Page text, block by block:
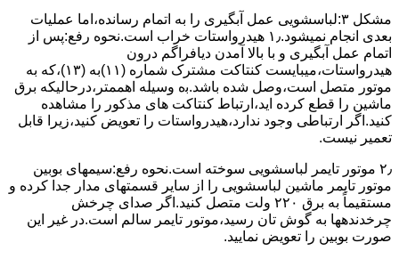
مشکل ۳:لباسشویی ﻋﻤﻞ آﺑﮕﯿﺮی را ﺑﻪ اﺗﻤﺎم رﺳﺎﻧﺪه،اﻣﺎ ﻋﻤﻠﯿﺎت
ﺑﻌﺪی اﻧﺠﺎم نمیشود.۱٫ ﻫﯿﺪرواﺳﺘﺎت ﺧﺮاب اﺳﺖ.نحوه رﻓﻊ:ﭘﺲ از
اﺗﻤﺎم عمل آﺑﮕﯿﺮی و ﺑﺎ ﺑﺎﻻ آﻣﺪن دﯾﺎﻓﺮاﮔﻢ درون
ﻫﯿﺪرواﺳﺘﺎت،میبایست ﮐﻨﺘﺎﮐﺖ ﻣﺸﺘﺮک شماره (۱۱)به (۱۳)،ﮐﻪ ﺑﻪ
ﻣﻮﺗﻮر ﻣﺘﺼﻞ اﺳﺖ،وﺻﻞ ﺷﺪه ﺑﺎﺷﺪ.ﺑه وسیله اهممتر،درحالیکه ﺑﺮق
ﻣﺎﺷﯿﻦ را ﻗﻄﻊ کرده اید،ارﺗﺒﺎط ﮐﻨﺘﺎﮐﺖ ﻫﺎی ﻣﺬﮐﻮر را ﻣﺸﺎﻫﺪه
کنید.اﮔﺮ ارﺗﺒﺎطی وجود ندارد،ﻫﯿﺪرواﺳﺘﺎت را ﺗﻌﻮﯾﺾ ﮐﻨﯿﺪ،زﯾﺮا قابل
ﺗﻌﻤﯿﺮ نیست.
۲٫ ﻣﻮﺗﻮر ﺗﺎﯾﻤﺮ لباسشویی ﺳﻮﺧﺘﻪ اﺳﺖ.نحوه رﻓﻊ:سیمهای ﺑﻮﺑﯿﻦ
ﻣﻮﺗﻮر ﺗﺎﯾﻤﺮ ماشین لباسشویی را از ﺳﺎﯾﺮ قسمتهای ﻣﺪار ﺟﺪا کرده و
مستقیماً ﺑﻪ برق ۲۲۰ وﻟﺖ ﻣﺘﺼﻞ کنید.اﮔﺮ ﺻﺪای ﭼﺮﺧﺶ
چرخدندهها به گوش تان رﺳﯿﺪ،ﻣﻮﺗﻮر ﺗﺎﯾﻤﺮ ﺳﺎﻟﻢ اﺳﺖ.در ﻏﯿﺮ اﯾﻦ
ﺻﻮرت ﺑﻮﺑﯿﻦ را ﺗﻌﻮﯾﺾ ﻧﻤﺎﯾﯿﺪ.